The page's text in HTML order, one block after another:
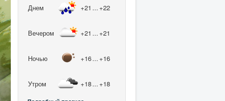
Днем +21 ... +22
Вечером +21 ... +21
Ночью +16... +16
Утром +18... +18